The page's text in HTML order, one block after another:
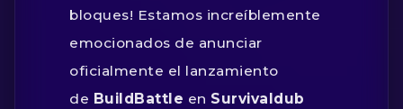
bloques! Estamos increíblemente
emocionados de anunciar
oficialmente el lanzamiento
de BuildBattle en Survivaldub